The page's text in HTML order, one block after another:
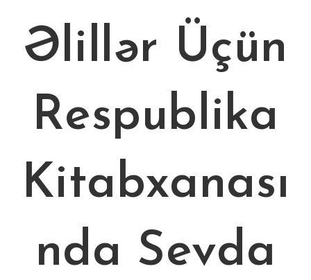
Əlillər Üçün
Respublika
Kitabxanası
nda Sevda